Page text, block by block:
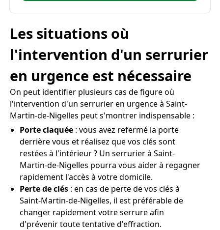
Les situations où
l'intervention d'un serrurier
en urgence est nécessaire
On peut identifier plusieurs cas de figure où
l'intervention d'un serrurier en urgence à Saint-
Martin-de-Nigelles peut s'montrer indispensable :
Porte claquée : vous avez refermé la porte
derrière vous et réalisez que vos clés sont
restées à l'intérieur ? Un serrurier à Saint-
Martin-de-Nigelles pourra vous aider à regagner
rapidement l'accès à votre domicile.
Perte de clés : en cas de perte de vos clés à
Saint-Martin-de-Nigelles, il est préférable de
changer rapidement votre serrure afin
d'prévenir toute tentative d'effraction.